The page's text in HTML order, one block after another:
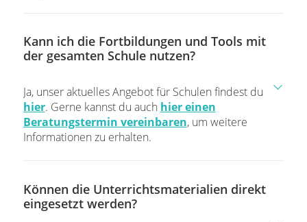
Kann ich die Fortbildungen und Tools mit
der gesamten Schule nutzen?
Ja, unser aktuelles Angebot für Schulen findest du
hier. Gerne kannst du auch hier einen
Beratungstermin vereinbaren, um weitere
Informationen zu erhalten.
Können die Unterrichtsmaterialien direkt
eingesetzt werden?